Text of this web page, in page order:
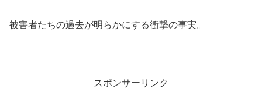
被害者たちの過去が明らかにする衝撃の事実。
スポンサーリンク